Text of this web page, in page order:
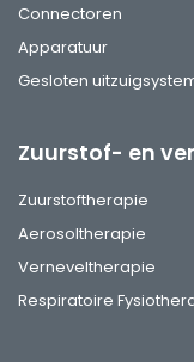
Connectoren
Apparatuur
Gesloten
Zuurstof- en
Zuurstoftherapie
Aerosoltherapie
Verneveltherapie
Respiratoire